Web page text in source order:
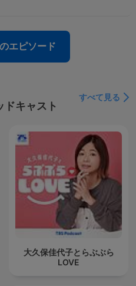
エピソード
ドキャスト
すべて見る
大久保佳代子とらぶぶら
LOVE